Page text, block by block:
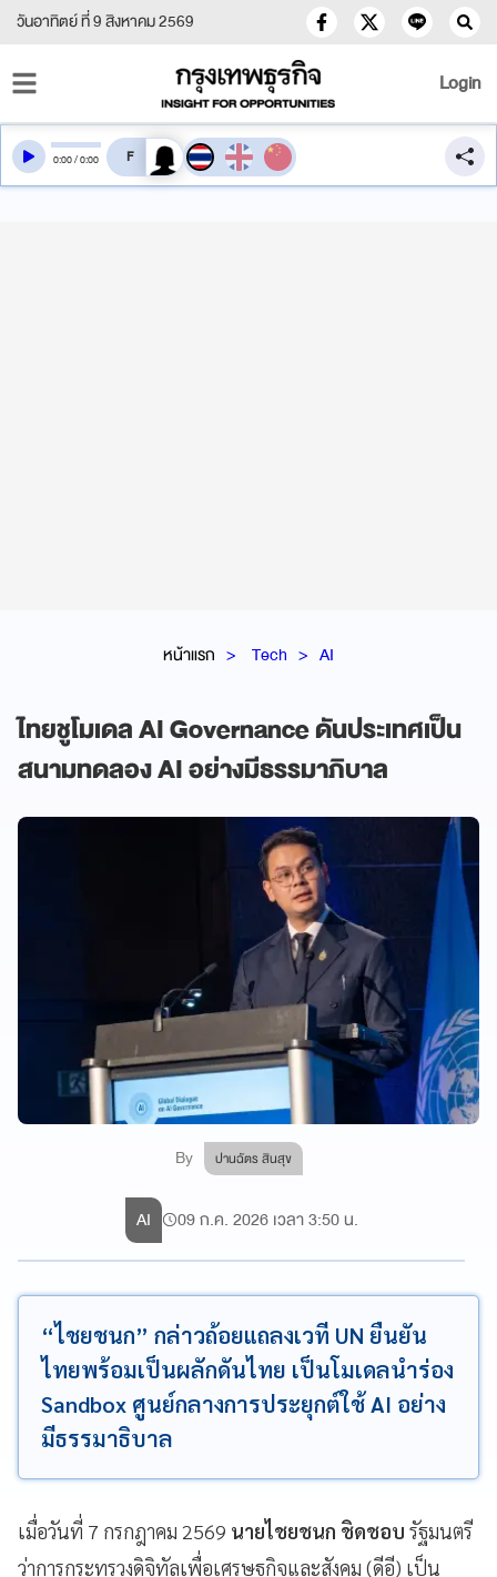
วันอาทิตย์ ที่ 9 สิงหาคม 2569
Login
หน้าแรก Tech AI
ไทยชูโมเดล AI Governance ดันประเทศเป็น
สนามทดลอง AI อย่างมีธรรมาภิบาล
By ปานฉัตร สินสุข
0:00/0:00 สลับเสียงอ่าน
AI 09 ก.ค. 2026 เวลา 3:50 น.
“ไชยชนก” กล่าวถ้อยแถลงเวที UN ยืนยัน
ไทยพร้อมเป็นผลักดันไทย เป็นโมเดลนำร่อง
Sandbox ศูนย์กลางการประยุกต์ใช้ AI อย่าง
มีธรรมาธิบาล
เมื่อวันที่ 7 กรกฎาคม 2569 นายไชยชนก ชิดชอบ รัฐมนตรี
ว่าการกระทรวงดิจิทัลเพื่อเศรษฐกิจและสังคม (ดีอี) เป็น